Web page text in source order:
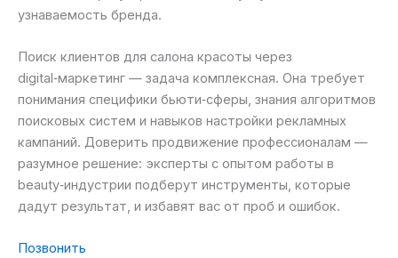
узнаваемость бренда.
Поиск клиентов для салона красоты через
digital‑маркетинг — задача комплексная. Она требует
понимания специфики бьюти‑сферы, знания алгоритмов
поисковых систем и навыков настройки рекламных
кампаний. Доверить продвижение профессионалам —
разумное решение: эксперты с опытом работы в
beauty‑индустрии подберут инструменты, которые
дадут результат, и избавят вас от проб и ошибок.
Позвонить